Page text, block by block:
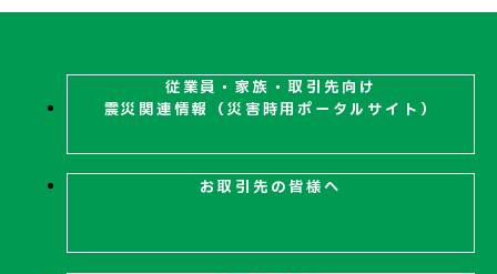
従業員・家族・取引先向け
震災関連情報（災害時用ポータルサイト）
お取引先の皆様へ